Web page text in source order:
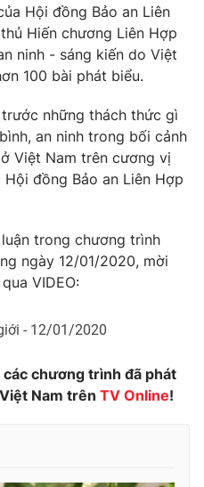
Hội đồng Bảo an Liên
Hiến chương Liên Hợp
ninh - sáng kiến do Việt
100 bài phát biểu.
những thách thức gì
an ninh trong bối cảnh
Việt Nam trên cương vị
đồng Bảo an Liên Hợp
trong chương trình
ngày 12/01/2020, mời
VIDEO:
- 12/01/2020
chương trình đã phát
Nam trên TV Online!